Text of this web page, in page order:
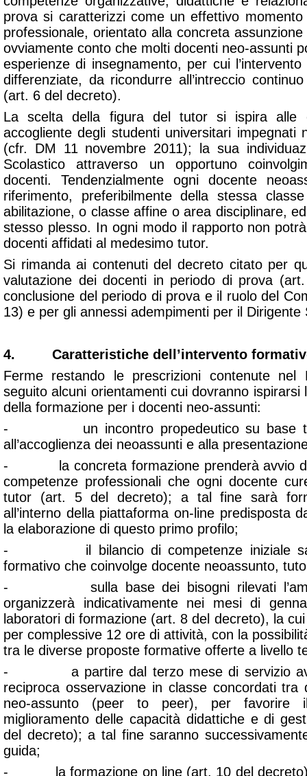
prova si caratterizzi come un effettivo
professionale, orientato alla concreta
ovviamente conto che molti docenti neo-assunti
esperienze di insegnamento, per cui
differenziate, da ricondurre all’intreccio
(art. 6 del decreto).
La scelta della figura del tutor si ispira alle
accogliente degli studenti universitari impegnati
(cfr. DM 11 novembre 2011); la sua
Scolastico attraverso un opportuno
docenti. Tendenzialmente ogni docente
riferimento, preferibilmente della stessa
abilitazione, o classe affine o area disciplinare,
stesso plesso. In ogni modo il rapporto non
docenti affidati al medesimo tutor.
Si rimanda ai contenuti del decreto citato per
valutazione dei docenti in periodo di prova
conclusione del periodo di prova e il ruolo del
13) e per gli annessi adempimenti per il
4. Caratteristiche dell’intervento
Ferme restando le prescrizioni contenute
seguito alcuni orientamenti cui dovranno ispirarsi
della formazione per i docenti neo-assunti:
- un incontro propedeutico su base
all’accoglienza dei neoassunti e alla
- la concreta formazione prenderà avvio da
competenze professionali che ogni docente
tutor (art. 5 del decreto); a tal fine sarà
all’interno della piattaforma on-line predisposta
la elaborazione di questo primo profilo;
- il bilancio di competenze iniziale
formativo che coinvolge docente neoassunto,
- sulla base dei bisogni rilevati
organizzerà indicativamente nei mesi di
laboratori di formazione (art. 8 del decreto), la
per complessive 12 ore di attività, con la
tra le diverse proposte formative offerte a livello
- a partire dal terzo mese di servizio
reciproca osservazione in classe concordati
neo-assunto (peer to peer), per favorire
miglioramento delle capacità didattiche e di
del decreto); a tal fine saranno
guida;
- la formazione on line (art. 10 del decreto)